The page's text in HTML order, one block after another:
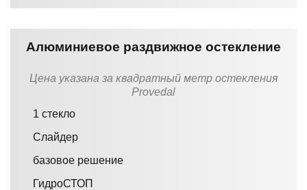
Алюминиевое раздвижное остекление
Цена указана за квадратный метр остекления
Provedal
1 стекло
Слайдер
базовое решение
ГидроСТОП